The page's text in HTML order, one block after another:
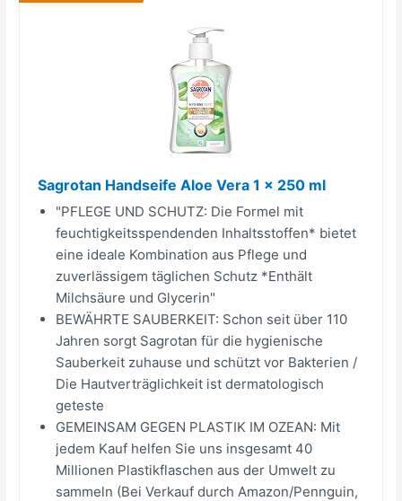
Sagrotan Handseife Aloe Vera 1 x 250 ml
"PFLEGE UND SCHUTZ: Die Formel mit
feuchtigkeitsspendenden Inhaltsstoffen* bietet
eine ideale Kombination aus Pflege und
zuverlässigem täglichen Schutz *Enthält
Milchsäure und Glycerin"
BEWÄHRTE SAUBERKEIT: Schon seit über 110
Jahren sorgt Sagrotan für die hygienische
Sauberkeit zuhause und schützt vor Bakterien /
Die Hautverträglichkeit ist dermatologisch
geteste
GEMEINSAM GEGEN PLASTIK IM OZEAN: Mit
jedem Kauf helfen Sie uns insgesamt 40
Millionen Plastikflaschen aus der Umwelt zu
sammeln (Bei Verkauf durch Amazon/Pennguin,